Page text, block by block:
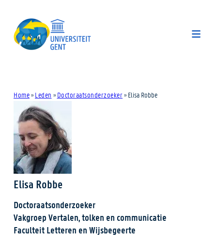
Home» Leden » Doctoraatsonderzoeker» Elisa Robbe
Elisa Robbe
Doctoraatsonderzoeker
Vakgroep Vertalen, tolken en communicatie
Faculteit Letteren en Wijsbegeerte